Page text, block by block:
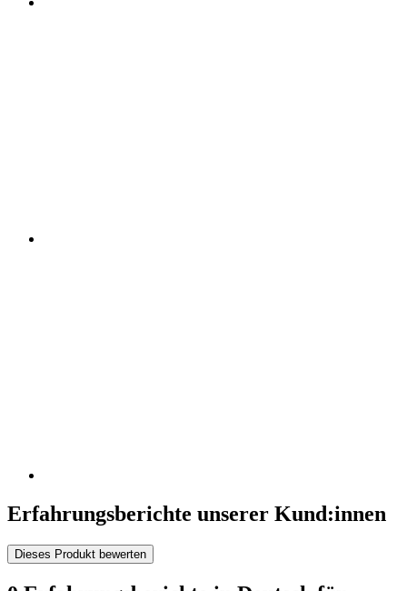
Erfahrungsberichte unserer Kund:innen
Dieses Produkt bewerten